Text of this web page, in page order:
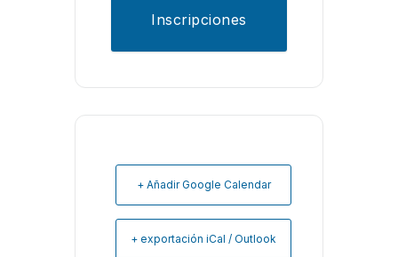
Inscripciones
+ Añadir Google Calendar
+ exportación iCal / Outlook